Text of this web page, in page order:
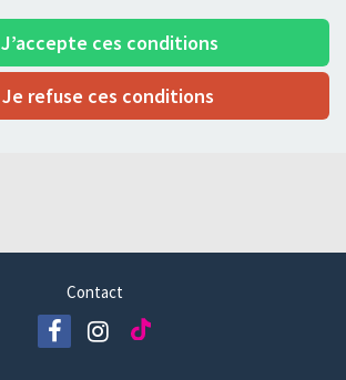
J’accepte ces conditions
Je refuse ces conditions
Contact